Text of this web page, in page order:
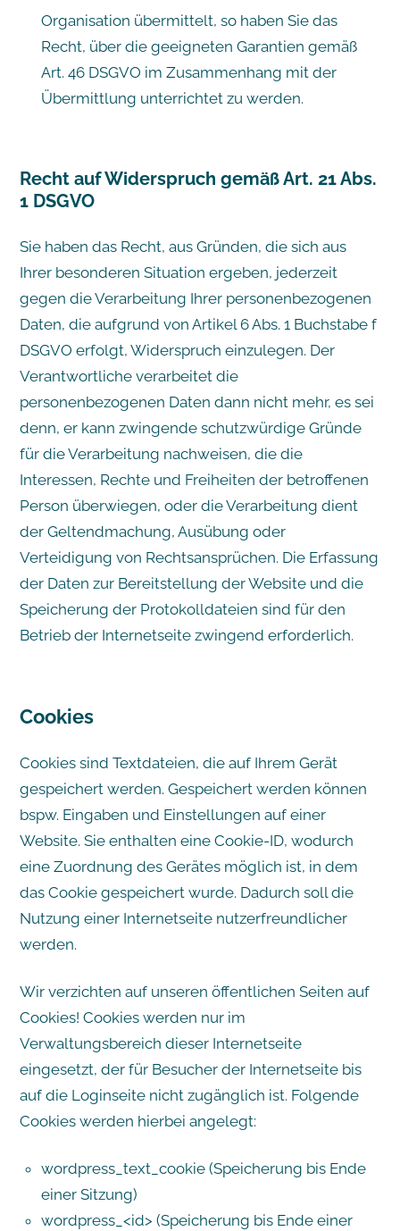
Organisation übermittelt, so haben Sie das
Recht, über die geeigneten Garantien gemäß
Art. 46 DSGVO im Zusammenhang mit der
Übermittlung unterrichtet zu werden.
Recht auf Widerspruch gemäß Art. 21 Abs.
1 DSGVO
Sie haben das Recht, aus Gründen, die sich aus
Ihrer besonderen Situation ergeben, jederzeit
gegen die Verarbeitung Ihrer personenbezogenen
Daten, die aufgrund von Artikel 6 Abs. 1 Buchstabe f
DSGVO erfolgt, Widerspruch einzulegen. Der
Verantwortliche verarbeitet die
personenbezogenen Daten dann nicht mehr, es sei
denn, er kann zwingende schutzwürdige Gründe
für die Verarbeitung nachweisen, die die
Interessen, Rechte und Freiheiten der betroffenen
Person überwiegen, oder die Verarbeitung dient
der Geltendmachung, Ausübung oder
Verteidigung von Rechtsansprüchen. Die Erfassung
der Daten zur Bereitstellung der Website und die
Speicherung der Protokolldateien sind für den
Betrieb der Internetseite zwingend erforderlich.
Cookies
Cookies sind Textdateien, die auf Ihrem Gerät
gespeichert werden. Gespeichert werden können
bspw. Eingaben und Einstellungen auf einer
Website. Sie enthalten eine Cookie-ID, wodurch
eine Zuordnung des Gerätes möglich ist, in dem
das Cookie gespeichert wurde. Dadurch soll die
Nutzung einer Internetseite nutzerfreundlicher
werden.
Wir verzichten auf unseren öffentlichen Seiten auf
Cookies! Cookies werden nur im
Verwaltungsbereich dieser Internetseite
eingesetzt, der für Besucher der Internetseite bis
auf die Loginseite nicht zugänglich ist. Folgende
Cookies werden hierbei angelegt:
wordpress_text_cookie (Speicherung bis Ende
einer Sitzung)
wordpress_<id> (Speicherung bis Ende einer